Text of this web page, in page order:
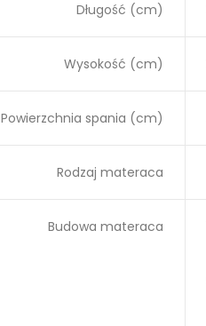
Długość (cm)
Wysokość (cm)
Powierzchnia spania (cm)
Rodzaj materaca
Budowa materaca